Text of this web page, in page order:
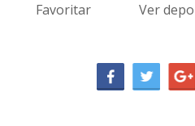
Favoritar Ver